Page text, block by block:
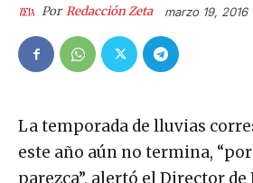
Por Redacción Zeta marzo 19, 2016
La temporada de lluvias
este año aún no termina,
parezca”, alertó el Director